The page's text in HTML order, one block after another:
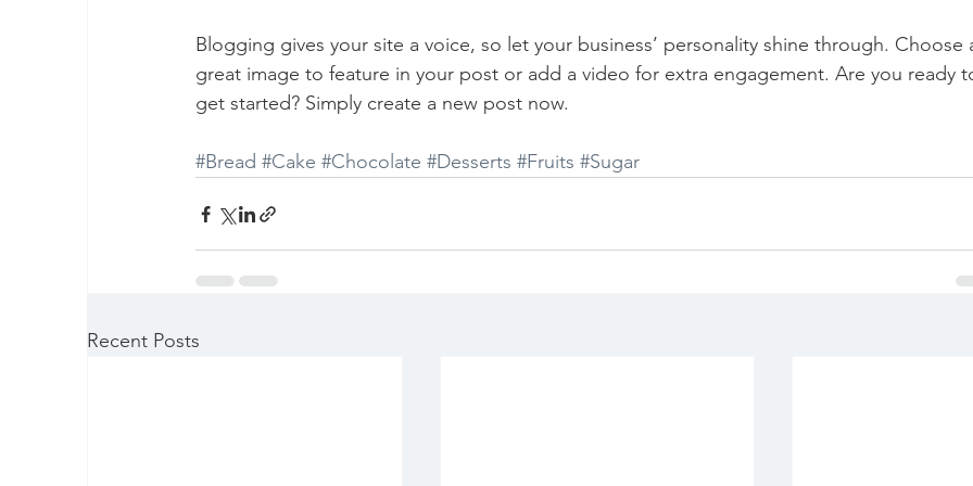
Blogging gives your site a voice, so let your business’ personality shine through. Choose
great image to feature in your post or add a video for extra engagement. Are you ready
get started? Simply create a new post now.
#Bread #Cake #Chocolate #Desserts #Fruits #Sugar
Recent Posts